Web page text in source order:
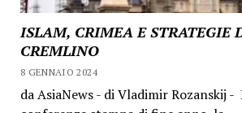
ISLAM, CRIMEA E STRATEGIE
CREMLINO
8 GENNAIO 2024
da AsiaNews - di Vladimir Rozanskij